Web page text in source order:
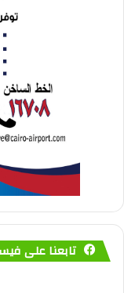
تابعنا على